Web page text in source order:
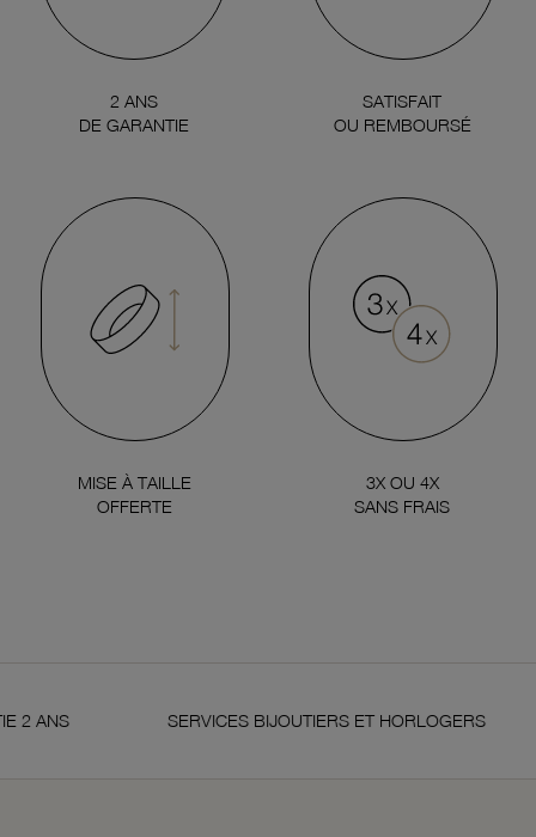
2 ANS
DE GARANTIE
SATISFAIT
OU REMBOURSÉ
MISE À TAILLE
OFFERTE
3X OU 4X
SANS FRAIS
SERVICES BIJOUTIERS ET HORLOGERS